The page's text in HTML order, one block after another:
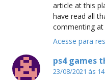
article at this
have read all
commenting at
Acesse para
ps4 games
23/08/2021 às